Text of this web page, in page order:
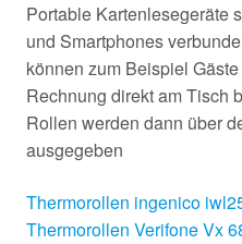
Portable Kartenlesegeräte
und Smartphones
können zum Beispiel
Rechnung direkt am Tisch
Rollen werden dann über
ausgegeben
Thermorollen ingenico
Thermorollen Verifone Vx